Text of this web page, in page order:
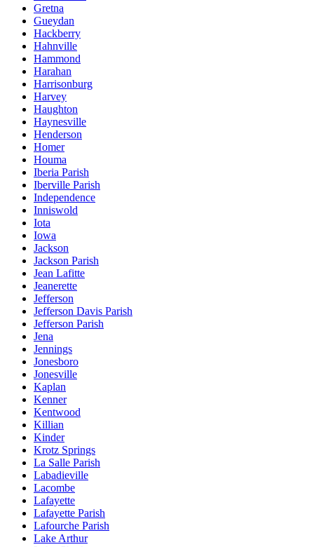
Gretna
Gueydan
Hackberry
Hahnville
Hammond
Harahan
Harrisonburg
Harvey
Haughton
Haynesville
Henderson
Homer
Houma
Iberia Parish
Iberville Parish
Independence
Inniswold
Iota
Iowa
Jackson
Jackson Parish
Jean Lafitte
Jeanerette
Jefferson
Jefferson Davis Parish
Jefferson Parish
Jena
Jennings
Jonesboro
Jonesville
Kaplan
Kenner
Kentwood
Killian
Kinder
Krotz Springs
La Salle Parish
Labadieville
Lacombe
Lafayette
Lafayette Parish
Lafourche Parish
Lake Arthur